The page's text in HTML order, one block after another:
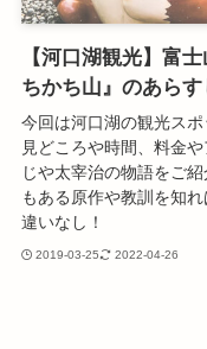
【河口湖観光】富
ちかち山』のあら
今回は河口湖の観光ス
見どころや時間、料金
じや太宰治の物語をご
もある原作や教訓を知
違いなし！
2019-03-25 2022-04-26